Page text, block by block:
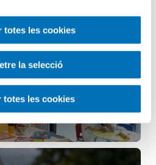
totes les cookies
la selecció
totes les cookies